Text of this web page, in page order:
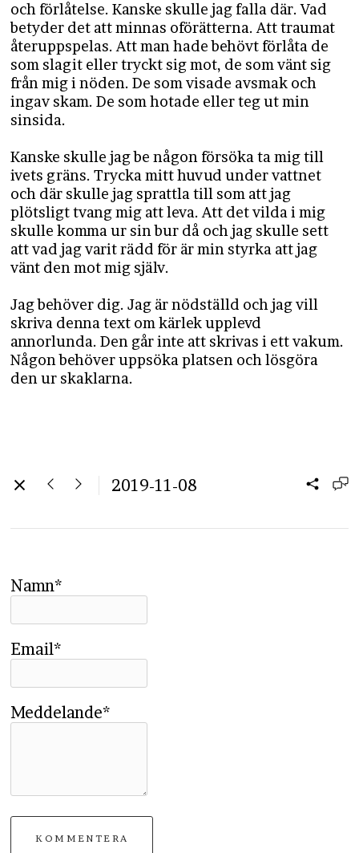
och förlåtelse. Kanske skulle jag falla där. Vad
betyder det att minnas oförätterna. Att traumat
återuppspelas. Att man hade behövt förlåta de
som slagit eller tryckt sig mot, de som vänt sig
från mig i nöden. De som visade avsmak och
ingav skam. De som hotade eller teg ut min
sinsida.
Kanske skulle jag be någon försöka ta mig till
ivets gräns. Trycka mitt huvud under vattnet
och där skulle jag sprattla till som att jag
plötsligt tvang mig att leva. Att det vilda i mig
skulle komma ur sin bur då och jag skulle sett
att vad jag varit rädd för är min styrka att jag
vänt den mot mig själv.
Jag behöver dig. Jag är nödställd och jag vill
skriva denna text om kärlek upplevd
annorlunda. Den går inte att skrivas i ett vakum.
Någon behöver uppsöka platsen och lösgöra
den ur skaklarna.
2019-11-08
Namn*
Email*
Meddelande*
KOMMENTERA